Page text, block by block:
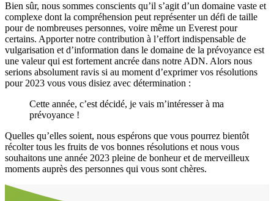
Bien sûr, nous sommes conscients qu’il s’agit d’un domaine vaste et
complexe dont la compréhension peut représenter un défi de taille
pour de nombreuses personnes, voire même un Everest pour
certains. Apporter notre contribution à l’effort indispensable de
vulgarisation et d’information dans le domaine de la prévoyance est
une valeur qui est fortement ancrée dans notre ADN. Alors nous
serions absolument ravis si au moment d’exprimer vos résolutions
pour 2023 vous vous disiez avec détermination :
Cette année, c’est décidé, je vais m’intéresser à ma
prévoyance !
Quelles qu’elles soient, nous espérons que vous pourrez bientôt
récolter tous les fruits de vos bonnes résolutions et nous vous
souhaitons une année 2023 pleine de bonheur et de merveilleux
moments auprès des personnes qui vous sont chères.
Aller en haut de la page
Bas de page